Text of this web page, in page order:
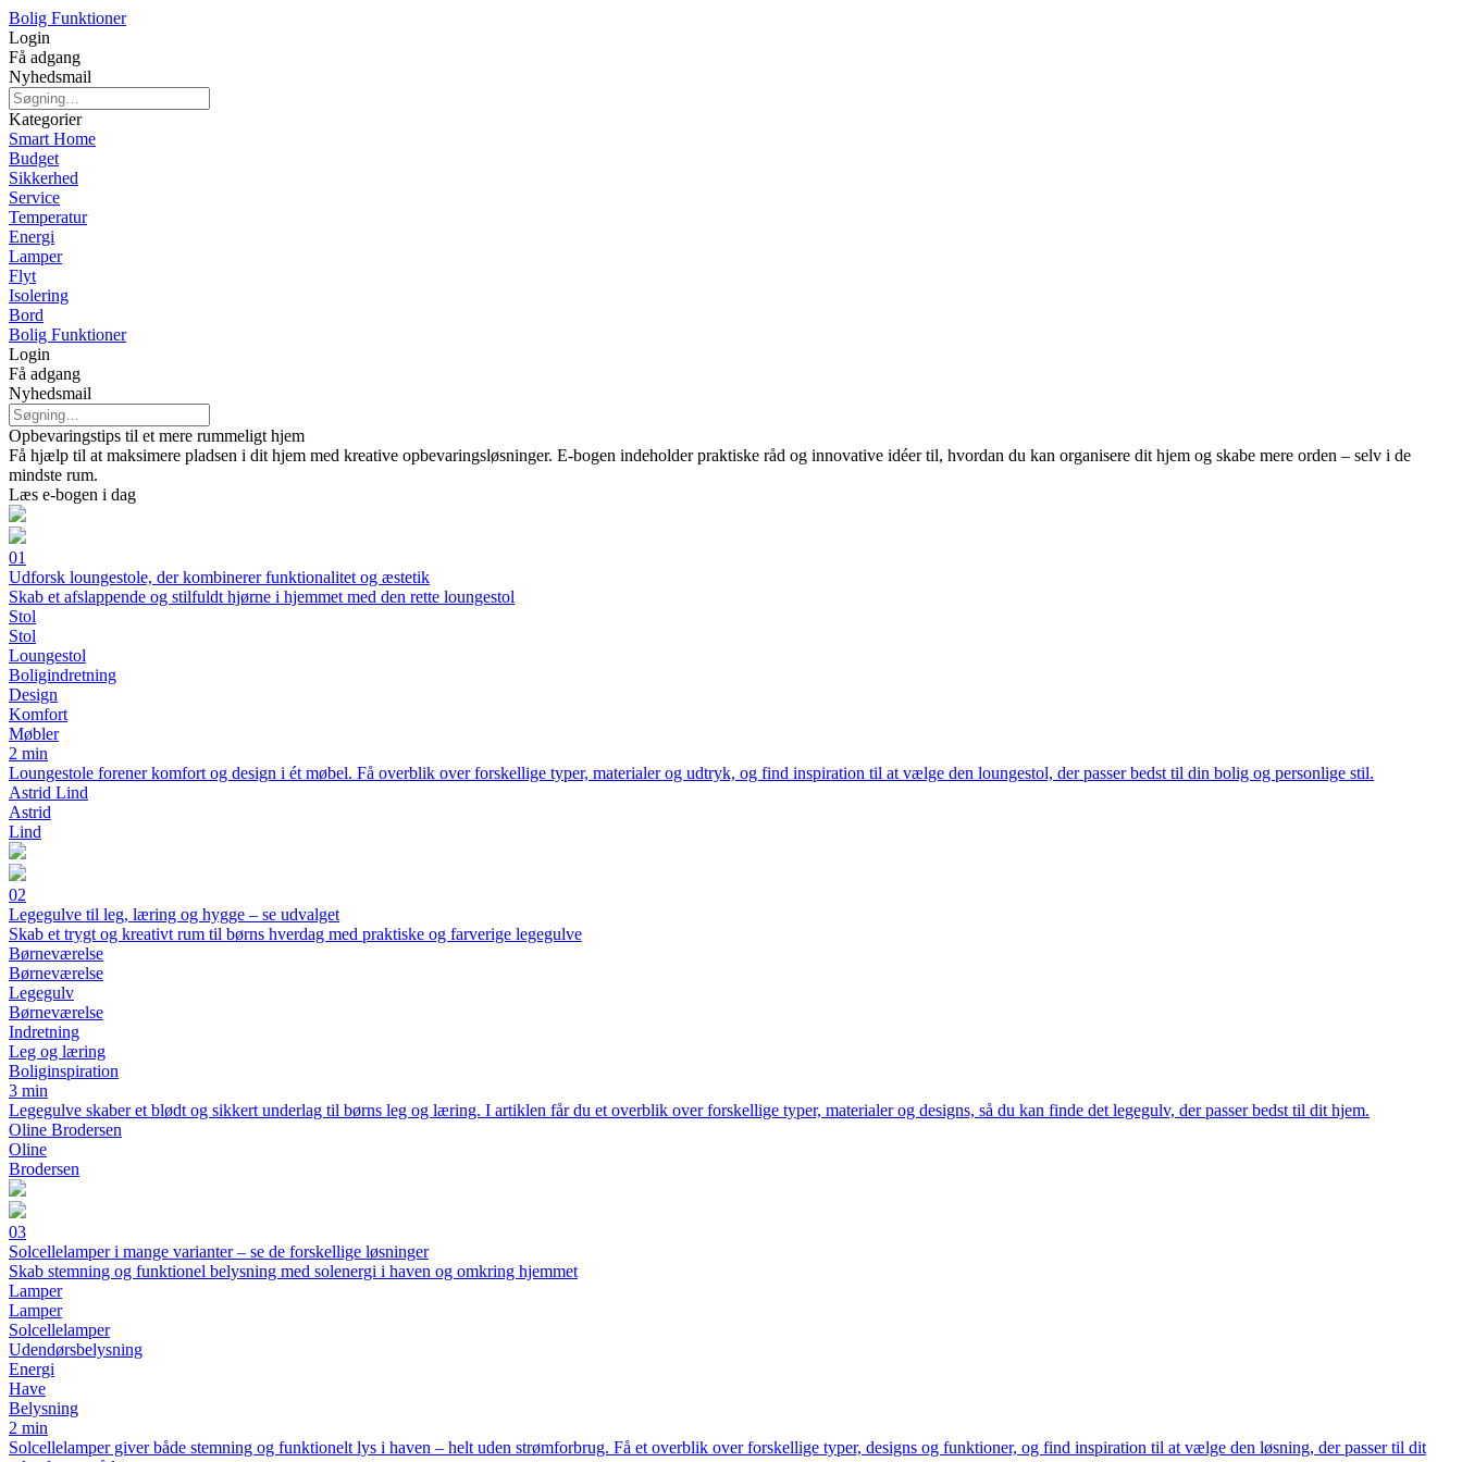
Bolig Funktioner
Login
Få adgang
Nyhedsmail
Kategorier
Smart Home
Budget
Sikkerhed
Service
Temperatur
Energi
Lamper
Flyt
Isolering
Bord
Bolig Funktioner
Login
Få adgang
Nyhedsmail
Opbevaringstips til et mere rummeligt hjem
Få hjælp til at maksimere pladsen i dit hjem med kreative opbevaringsløsninger. E-bogen indeholder praktiske råd og innovative idéer til, hvordan du kan organisere dit hjem og skabe mere orden – selv i de
mindste rum.
Læs e-bogen i dag
01
Udforsk loungestole, der kombinerer funktionalitet og æstetik
Skab et afslappende og stilfuldt hjørne i hjemmet med den rette loungestol
Stol
Stol
Loungestol
Boligindretning
Design
Komfort
Møbler
2 min
Loungestole forener komfort og design i ét møbel. Få overblik over forskellige typer, materialer og udtryk, og find inspiration til at vælge den loungestol, der passer bedst til din bolig og personlige stil.
Astrid Lind
Astrid
Lind
02
Legegulve til leg, læring og hygge – se udvalget
Skab et trygt og kreativt rum til børns hverdag med praktiske og farverige legegulve
Børneværelse
Børneværelse
Legegulv
Børneværelse
Indretning
Leg og læring
Boliginspiration
3 min
Legegulve skaber et blødt og sikkert underlag til børns leg og læring. I artiklen får du et overblik over forskellige typer, materialer og designs, så du kan finde det legegulv, der passer bedst til dit hjem.
Oline Brodersen
Oline
Brodersen
03
Solcellelamper i mange varianter – se de forskellige løsninger
Skab stemning og funktionel belysning med solenergi i haven og omkring hjemmet
Lamper
Lamper
Solcellelamper
Udendørsbelysning
Energi
Have
Belysning
2 min
Solcellelamper giver både stemning og funktionelt lys i haven – helt uden strømforbrug. Få et overblik over forskellige typer, designs og funktioner, og find inspiration til at vælge den løsning, der passer til dit